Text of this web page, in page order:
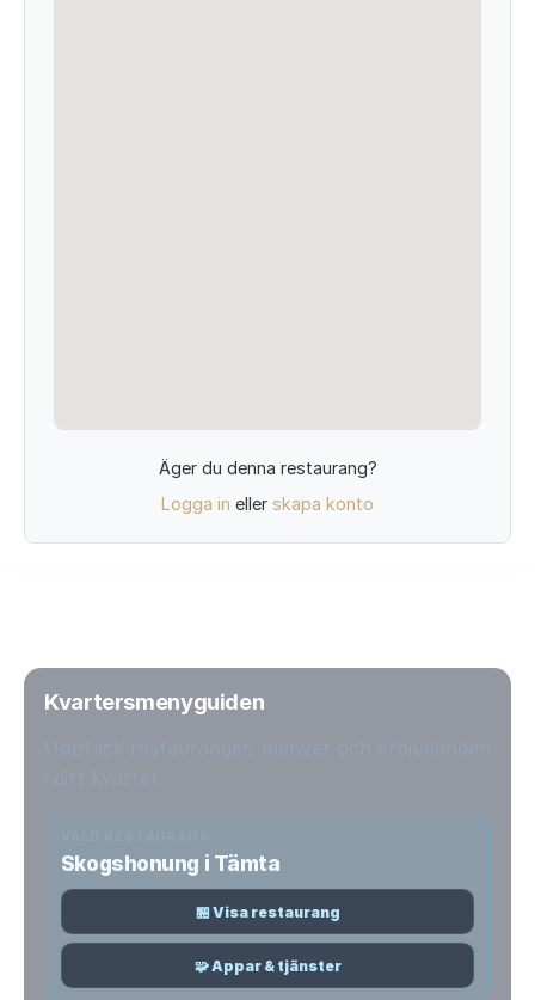
Äger du denna restaurang?
Logga in eller skapa konto
Kvartersmenyguiden
Skogshonung i Tämta
🏪 Visa restaurang
🧩 Appar & tjänster